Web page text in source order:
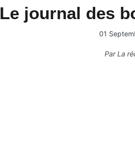
Le journal des
01
ParLa